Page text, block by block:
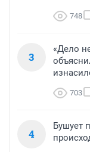
748
3
«Дело
703
4
Бушует